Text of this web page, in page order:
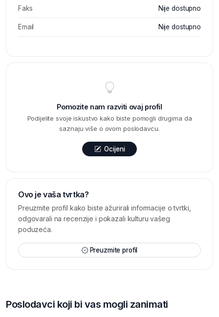
Faks Nije dostupno
Email Nije dostupno
Pomozite nam razviti ovaj profil
Podijelite svoje iskustvo kako biste pomogli drugima da
saznaju više o ovom poslodavcu.
Ocijeni
Ovo je vaša tvrtka?
Preuzmite profil kako biste ažurirali informacije o tvrtki,
odgovarali na recenzije i pokazali kulturu vašeg
poduzeća.
Preuzmite profil
Poslodavci koji bi vas mogli zanimati